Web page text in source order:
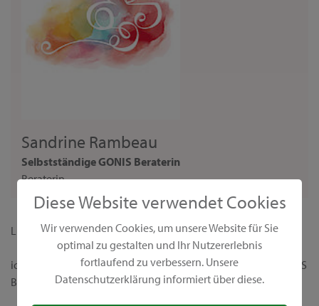
Diese Website verwendet Cookies
Wir verwenden Cookies, um unsere Website für Sie
optimal zu gestalten und Ihr Nutzererlebnis
fortlaufend zu verbessern. Unsere
Datenschutzerklärung informiert über diese.
Sandrine Rambeau
Selbstständige GONIS Beraterin
Beraterin
Liebe Interessentin,
ich begrüße dich ganz herzlich auf meiner persönlichen GONIS
Beraterseite!